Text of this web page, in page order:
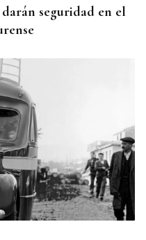
seguridad en el